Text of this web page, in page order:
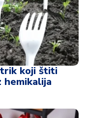
koji štiti
hemikalija